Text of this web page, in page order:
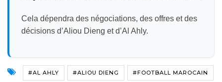
Cela dépendra des négociations, des offres et des
décisions d’Aliou Dieng et d’Al Ahly.
#AL AHLY #ALIOU DIENG #FOOTBALL MAROCAIN